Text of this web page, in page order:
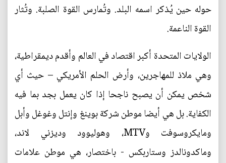
حوله حين يُذكر اسمه البلد. وتُمارس القوة الصلبة. وتُثار
القوة الناعمة.
الولايات المتحدة أكبر اقتصاد في العالم وأقدم ديمقراطية،
وهي ملاذ للمهاجرين، وأرض الحلم الأمريكي – حيث أي
شخص يمكن أن يصبح ناجحا إذا كان يعمل بجد بما فيه
الكفاية. بل هي أيضا موطن شركة بوينغ وإنتل وغوغل وأبل
ومايكروسوفت وMTV، وهوليوود وديزني لاند،
وماكدونالدز وستاربكس - باختصار، هي موطن علامات